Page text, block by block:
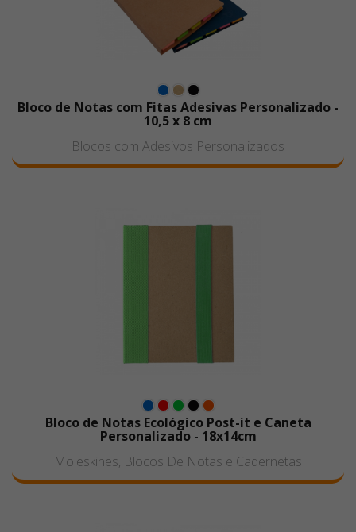
Bloco de Notas com Fitas Adesivas Personalizado -
10,5 x 8 cm
Blocos com Adesivos Personalizados
Bloco de Notas Ecológico Post-it e Caneta
Personalizado - 18x14cm
Moleskines, Blocos De Notas e Cadernetas